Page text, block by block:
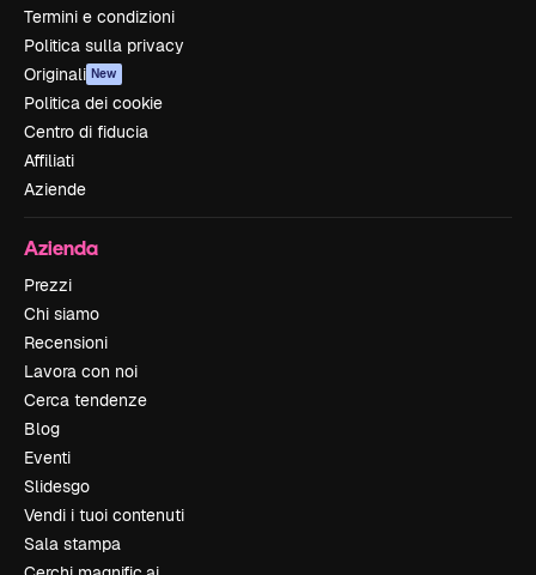
Termini e condizioni
Politica sulla privacy
Originali New
Politica dei cookie
Centro di fiducia
Affiliati
Aziende
Azienda
Prezzi
Chi siamo
Recensioni
Lavora con noi
Cerca tendenze
Blog
Eventi
Slidesgo
Vendi i tuoi contenuti
Sala stampa